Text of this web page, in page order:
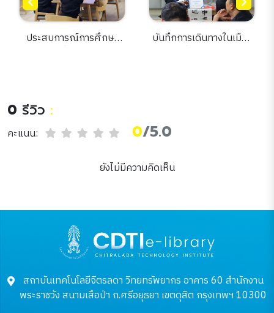
ประสบการณ์การศึกษา
บันทึกการเดินทางในเมือง
0 รีวิว :
คะแนน: 0/5.0
ยังไม่มีความคิดเห็น
สถาบันเทคโนโลยีจิตรลดา วิทยทรัพยากร อาคาร 60 สำนักงาน
พระราชวัง สนามเสือป่า ถ.ศรีอยุธยา เขตดุสิต กรุงเทพฯ 10300